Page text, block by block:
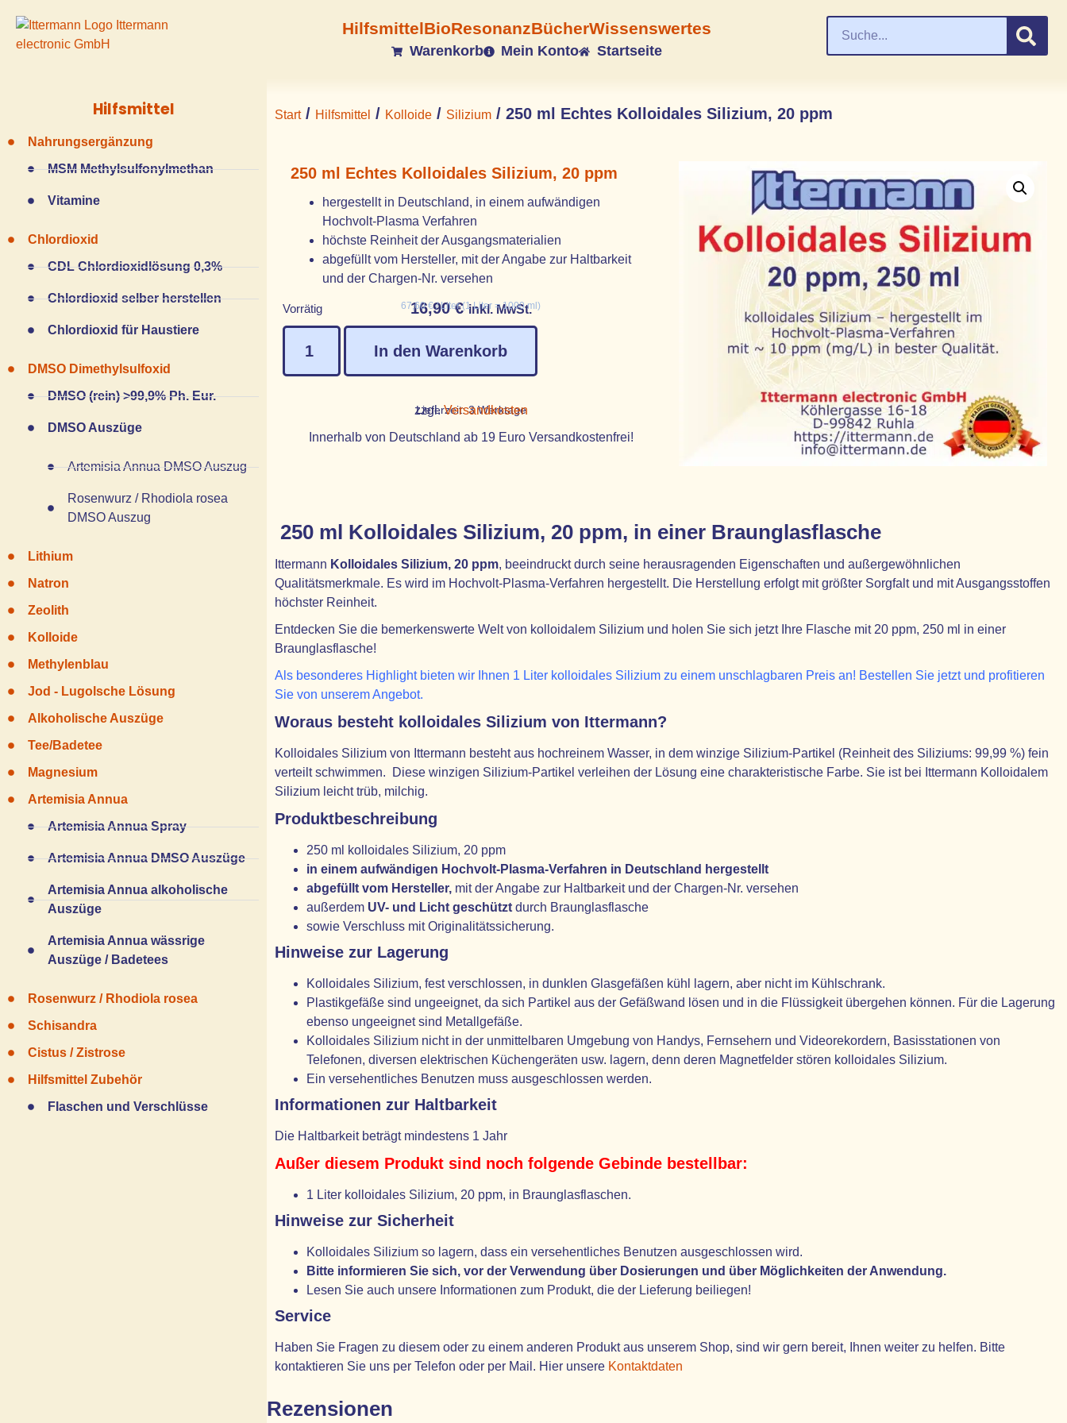
HilfsmittelBioResonanzBücherWissenswertes
Warenkorb Mein Konto Startseite
Hilfsmittel
Nahrungsergänzung
MSM Methylsulfonylmethan
Vitamine
Chlordioxid
CDL Chlordioxidlösung 0,3%
Chlordioxid selber herstellen
Chlordioxid für Haustiere
DMSO Dimethylsulfoxid
DMSO (rein) >99,9% Ph. Eur.
DMSO Auszüge
Artemisia Annua DMSO Auszug
Rosenwurz / Rhodiola rosea
DMSO Auszug
Lithium
Natron
Zeolith
Kolloide
Methylenblau
Jod - Lugolsche Lösung
Alkoholische Auszüge
Tee/Badetee
Magnesium
Artemisia Annua
Artemisia Annua Spray
Artemisia Annua DMSO Auszüge
Artemisia Annua alkoholische
Auszüge
Artemisia Annua wässrige
Auszüge / Badetees
Rosenwurz / Rhodiola rosea
Schisandra
Cistus / Zistrose
Hilfsmittel Zubehör
Flaschen und Verschlüsse
Start/ Hilfsmittel / Kolloide / Silizium / 250 ml Echtes Kolloidales Silizium, 20 ppm
250 ml Echtes Kolloidales Silizium, 20 ppm
hergestellt in Deutschland, in einem aufwändigen
Hochvolt-Plasma Verfahren
höchste Reinheit der Ausgangsmaterialien
abgefüllt vom Hersteller, mit der Angabe zur Haltbarkeit
und der Chargen-Nr. versehen
16,90€ inkl. MwSt.
67,60€/Liter (1 Liter = 1000 ml)
Vorrätig
In den Warenkorb
Lieferzeit:3 Werktage
zzgl.Versandkosten
Innerhalb von Deutschland ab 19 Euro Versandkostenfrei!
250 ml Kolloidales Silizium, 20 ppm, in einer Braunglasflasche
Ittermann Kolloidales Silizium, 20 ppm, beeindruckt durch seine herausragenden Eigenschaften und außergewöhnlichen
Qualitätsmerkmale. Es wird im Hochvolt-Plasma-Verfahren hergestellt. Die Herstellung erfolgt mit größter Sorgfalt und mit Ausgangsstoffen
höchster Reinheit.
Entdecken Sie die bemerkenswerte Welt von kolloidalem Silizium und holen Sie sich jetzt Ihre Flasche mit 20 ppm, 250 ml in einer
Braunglasflasche!
Als besonderes Highlight bieten wir Ihnen 1 Liter kolloidales Silizium zu einem unschlagbaren Preis an! Bestellen Sie jetzt und profitieren
Sie von unserem Angebot.
Woraus besteht kolloidales Silizium von Ittermann?
Kolloidales Silizium von Ittermann besteht aus hochreinem Wasser, in dem winzige Silizium-Partikel (Reinheit des Siliziums: 99,99 %) fein
verteilt schwimmen. Diese winzigen Silizium-Partikel verleihen der Lösung eine charakteristische Farbe. Sie ist bei Ittermann Kolloidalem
Silizium leicht trüb, milchig.
Produktbeschreibung
250 ml kolloidales Silizium, 20 ppm
in einem aufwändigen Hochvolt-Plasma-Verfahren in Deutschland hergestellt
abgefüllt vom Hersteller, mit der Angabe zur Haltbarkeit und der Chargen-Nr. versehen
außerdem UV- und Licht geschützt durch Braunglasflasche
sowie Verschluss mit Originalitätssicherung.
Hinweise zur Lagerung
Kolloidales Silizium, fest verschlossen, in dunklen Glasgefäßen kühl lagern, aber nicht im Kühlschrank.
Plastikgefäße sind ungeeignet, da sich Partikel aus der Gefäßwand lösen und in die Flüssigkeit übergehen können. Für die Lagerung
ebenso ungeeignet sind Metallgefäße.
Kolloidales Silizium nicht in der unmittelbaren Umgebung von Handys, Fernsehern und Videorekordern, Basisstationen von
Telefonen, diversen elektrischen Küchengeräten usw. lagern, denn deren Magnetfelder stören kolloidales Silizium.
Ein versehentliches Benutzen muss ausgeschlossen werden.
Informationen zur Haltbarkeit
Die Haltbarkeit beträgt mindestens 1 Jahr
Außer diesem Produkt sind noch folgende Gebinde bestellbar:
1 Liter kolloidales Silizium, 20 ppm, in Braunglasflaschen.
Hinweise zur Sicherheit
Kolloidales Silizium so lagern, dass ein versehentliches Benutzen ausgeschlossen wird.
Bitte informieren Sie sich, vor der Verwendung über Dosierungen und über Möglichkeiten der Anwendung.
Lesen Sie auch unsere Informationen zum Produkt, die der Lieferung beiliegen!
Service
Haben Sie Fragen zu diesem oder zu einem anderen Produkt aus unserem Shop, sind wir gern bereit, Ihnen weiter zu helfen. Bitte
kontaktieren Sie uns per Telefon oder per Mail. Hier unsere Kontaktdaten
Rezensionen